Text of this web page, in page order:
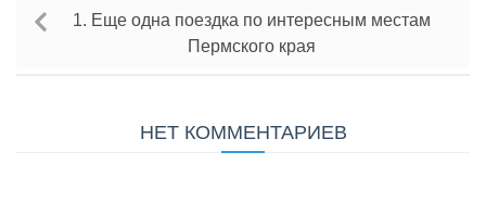
1. Еще одна поездка по интересным местам
Пермского края
НЕТ КОММЕНТАРИЕВ